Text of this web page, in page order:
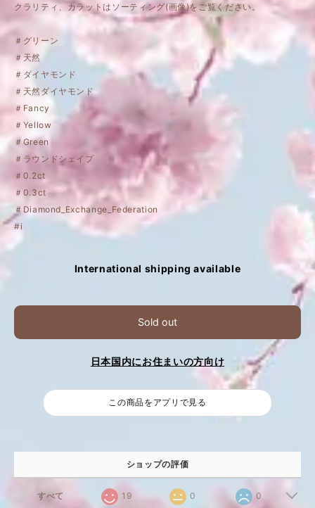
クラリティ、カラットはソーティング(画像)をご覧ください。
＃グリーン
＃天然
＃ダイヤモンド
＃天然ダイヤモンド
＃Fancy
＃Yellow
＃Green
＃ラウンドシェイプ
＃0.2ct
＃0.3ct
＃Diamond_Exchange_Federation
#i
International shipping available
Sold out
日本国内にお住まいの方向け
この商品をアプリで見る
ショップの評価
すべて 19 0 0